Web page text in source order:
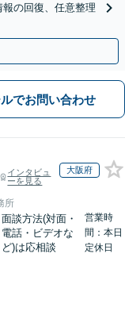
の回復、任意整理
ルでお問い合わせ
インタビュ
ーを見る
大阪府
所
面談方法(対面・
電話・ビデオな
ど)は応相談
営業時
間：本日
定休日